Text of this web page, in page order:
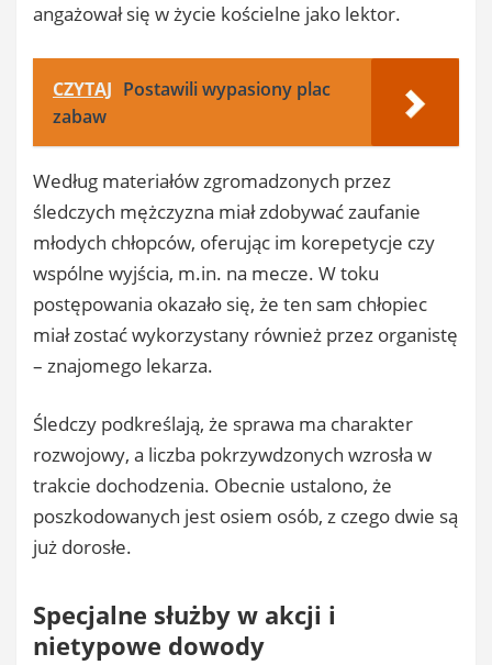
angażował się w życie kościelne jako lektor.
CZYTAJ Postawili wypasiony plac
zabaw
Według materiałów zgromadzonych przez
śledczych mężczyzna miał zdobywać zaufanie
młodych chłopców, oferując im korepetycje czy
wspólne wyjścia, m.in. na mecze. W toku
postępowania okazało się, że ten sam chłopiec
miał zostać wykorzystany również przez organistę
– znajomego lekarza.
Śledczy podkreślają, że sprawa ma charakter
rozwojowy, a liczba pokrzywdzonych wzrosła w
trakcie dochodzenia. Obecnie ustalono, że
poszkodowanych jest osiem osób, z czego dwie są
już dorosłe.
Specjalne służby w akcji i
nietypowe dowody